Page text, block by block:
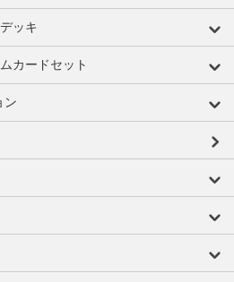
ッキ
カードセット
ン